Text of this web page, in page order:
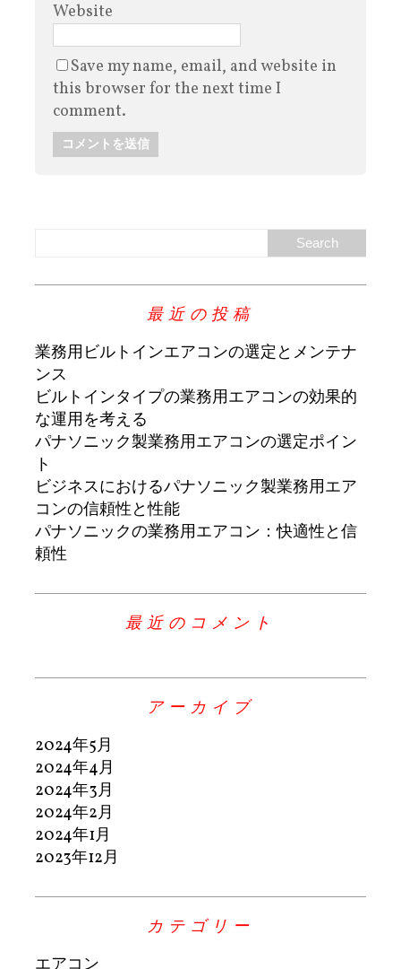
Website
Save my name, email, and website in
this browser for the next time I
comment.
最近の投稿
業務用ビルトインエアコンの選定とメンテナ
ンス
ビルトインタイプの業務用エアコンの効果的
な運用を考える
パナソニック製業務用エアコンの選定ポイン
ト
ビジネスにおけるパナソニック製業務用エア
コンの信頼性と性能
パナソニックの業務用エアコン：快適性と信
頼性
最近のコメント
アーカイブ
2024年5月
2024年4月
2024年3月
2024年2月
2024年1月
2023年12月
カテゴリー